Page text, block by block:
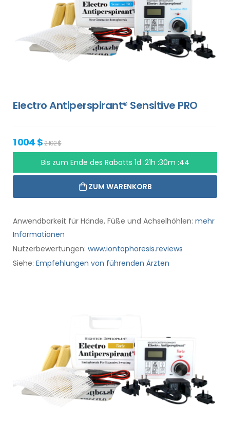
Electro Antiperspirant® Sensitive PRO
1 004 $2 102 $
Bis zum Ende des Rabatts1d :21h :30m :43
ZUM WARENKORB
Anwendbarkeit für Hände, Füße und Achselhöhlen: mehr
Informationen
Nutzerbewertungen: www.iontophoresis.reviews
Siehe: Empfehlungen von führenden Ärzten